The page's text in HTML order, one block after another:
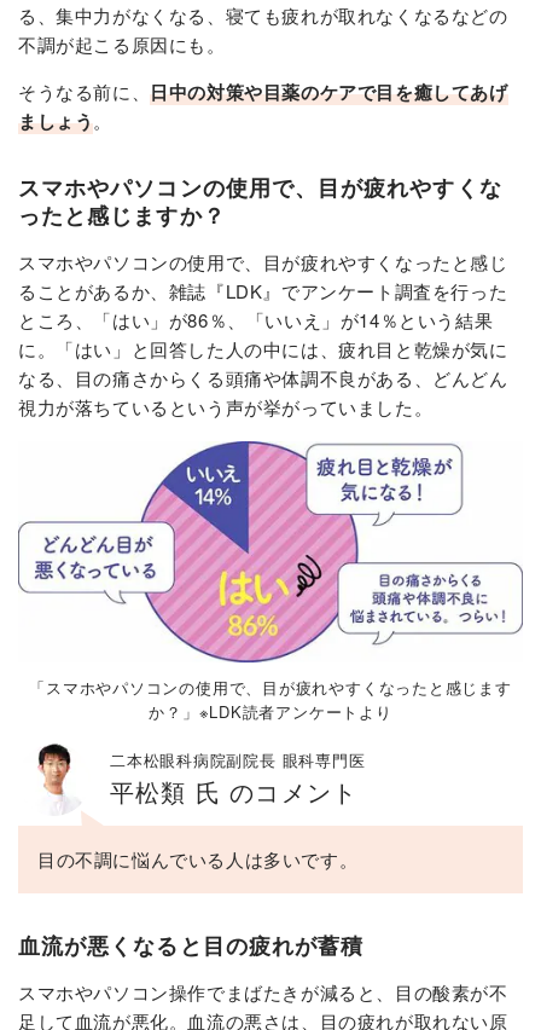
る、集中力がなくなる、寝ても疲れが取れなくなるなどの
不調が起こる原因にも。
そうなる前に、日中の対策や目薬のケアで目を癒してあげ
ましょう。
スマホやパソコンの使用で、目が疲れやすくな
ったと感じますか？
スマホやパソコンの使用で、目が疲れやすくなったと感じ
ることがあるか、雑誌『LDK』でアンケート調査を行った
ところ、「はい」が86％、「いいえ」が14％という結果
に。「はい」と回答した人の中には、疲れ目と乾燥が気に
なる、目の痛さからくる頭痛や体調不良がある、どんどん
視力が落ちているという声が挙がっていました。
「スマホやパソコンの使用で、目が疲れやすくなったと感じます
か？」※LDK読者アンケートより
二本松眼科病院副院長 眼科専門医
平松類 氏 のコメント
目の不調に悩んでいる人は多いです。
血流が悪くなると目の疲れが蓄積
スマホやパソコン操作でまばたきが減ると、目の酸素が不
足して血流が悪化。血流の悪さは、目の疲れが取れない原